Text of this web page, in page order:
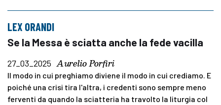
LEX ORANDI
Se la Messa è sciatta anche la fede vacilla
27_03_2025 Aurelio Porfiri
Il modo in cui preghiamo diviene il modo in cui crediamo. E
poiché una crisi tira l'altra, i credenti sono sempre meno
ferventi da quando la sciatteria ha travolto la liturgia col